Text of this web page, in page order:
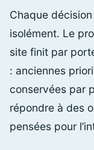
Chaque
isolément. Le
site finit par
: anciennes
conservées par
répondre à des
pensées pour